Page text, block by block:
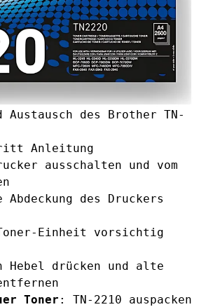
des Brother TN-
Anleitung
ausschalten und vom
Abdeckung des Druckers
Einheit vorsichtig
Hebel drücken und alte
Toner : TN-2210 auspacken